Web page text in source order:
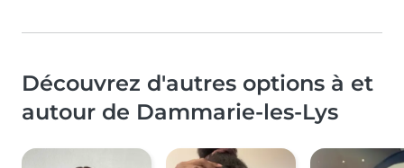
Découvrez d'autres options à et
autour de Dammarie-les-Lys